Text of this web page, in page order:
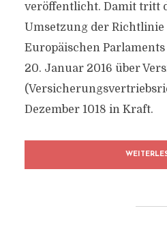
veröffentlicht. Damit tritt
Umsetzung der Richtlinie
Europäischen Parlaments
20. Januar 2016 über
Dezember 1018 in Kraft.